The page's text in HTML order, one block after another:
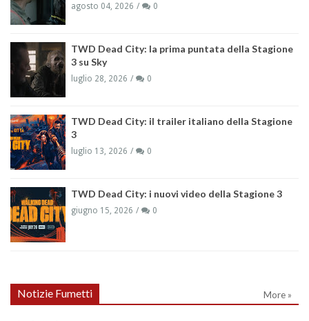
agosto 04, 2026 0
TWD Dead City: la prima puntata della Stagione
3 su Sky
luglio 28, 2026 0
TWD Dead City: il trailer italiano della Stagione
3
luglio 13, 2026 0
TWD Dead City: i nuovi video della Stagione 3
giugno 15, 2026 0
Notizie Fumetti More »